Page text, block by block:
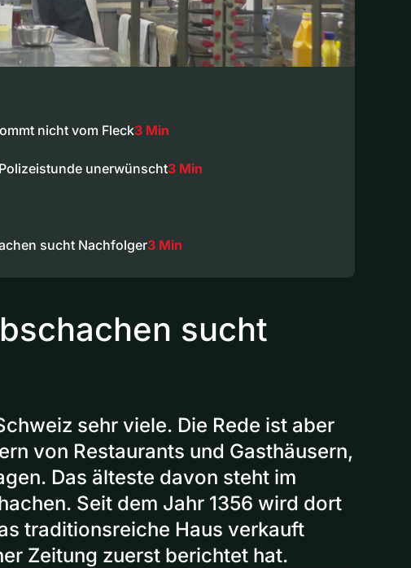
nicht vom Fleck3 Min
unerwünscht3 Min
sucht Nachfolger3 Min
sucht
sehr viele. Die Rede ist aber
von Restaurants und Gasthäusern,
Das älteste davon steht im
Seit dem Jahr 1356 wird dort
traditionsreiche Haus verkauft
Zeitung zuerst berichtet hat.